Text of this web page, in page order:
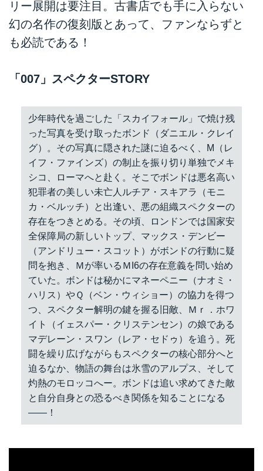
リー展開は要注目。古書店でも手に入らない
幻の名作の復刻版とあって、ファンならずと
も必読である！
「007」スペクターSTORY
少年時代を過ごした「スカイフォール」で焼け残
った写真を受け取ったボンド（ダニエル・クレイ
グ）。その写真に隠された謎に迫るべく、M（レ
イフ・ファインズ）の制止を振り切り単独でメキ
シコ、ローマへと赴く。そこでボンドは悪名高い
犯罪者の美しい未亡人ルチア・スキアラ（モニ
カ・ベルッチ）と出逢い、悪の組織スペクターの
存在をつきとめる。その頃、ロンドンでは国家安
全保障局の新しいトップ、マックス・デンビー
（アンドリュー・スコット）がボンドの行動に疑
問を抱き、Ｍが率いるＭI6の存在意義を問い始め
ていた。ボンドは秘かにマネーペニー（ナオミ・
ハリス）やＱ（ベン・ウィショー）の協力を得つ
つ、スペクター解明の鍵を握る旧敵、Ｍｒ．ホワ
イト（イェスパー・クリステンセン）の娘である
マデレーン・スワン（レア・セドゥ）を追う。死
闘を繰り広げながらもスペクターの核心部分へと
迫るなか、物語の舞台は氷雪のアルプス、そして
灼熱のモロッコへー。ボンドは追い求めてきた敵
と自分自身との恐るべき関係を知ることになる
――！